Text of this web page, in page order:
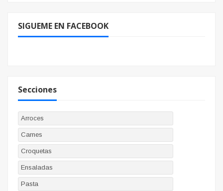
SIGUEME EN FACEBOOK
Secciones
Arroces
Carnes
Croquetas
Ensaladas
Pasta